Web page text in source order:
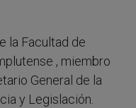
la Facultad de
, miembro
General de la
y Legislación.